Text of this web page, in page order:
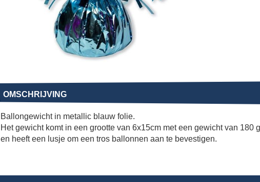
OMSCHRIJVING
Ballongewicht in metallic blauw folie.
Het gewicht komt in een grootte van 6x15cm met een gewicht van 180
en heeft een lusje om een tros ballonnen aan te bevestigen.